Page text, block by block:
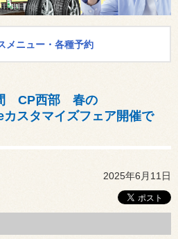
メニュー・各種予約
CP西部 春の
スタマイズフェア開催で
2025年6月11日